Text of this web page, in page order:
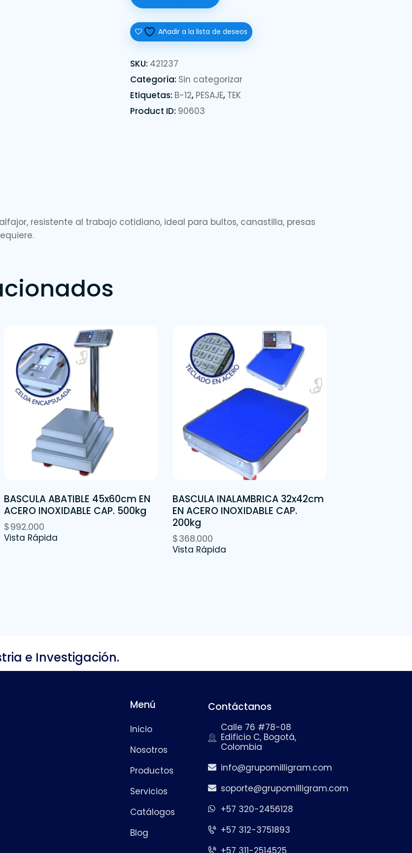
Añadir a la lista de deseos
SKU: 421237
Categoría: Sin categorizar
Etiquetas: B-12, PESAJE, TEK
Product ID: 90603
resistente al trabajo cotidiano, ideal para bultos, canastilla, presas
BASCULA ABATIBLE 45x60cm EN
ACERO INOXIDABLE CAP. 500kg
$992.000
Vista Rápida
BASCULA INALAMBRICA 32x42cm
EN ACERO INOXIDABLE CAP.
200kg
$368.000
Vista Rápida
e Investigación.
Menú
Inicio
Nosotros
Productos
Servicios
Catálogos
Blog
Contáctanos
Calle 76 #78-08
Edificio C, Bogotá,
Colombia
info@grupomilligram.com
soporte@grupomilligram.com
+57 320-2456128
+57 312-3751893